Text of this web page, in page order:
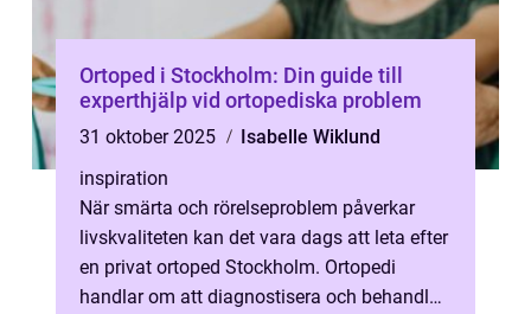
Ortoped i Stockholm: Din guide till
experthjälp vid ortopediska problem
31 oktober 2025
Isabelle Wiklund
inspiration
När smärta och rörelseproblem påverkar
livskvaliteten kan det vara dags att leta efter
en privat ortoped Stockholm. Ortopedi
handlar om att diagnostisera och behandla